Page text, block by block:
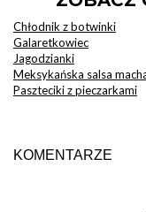
Chłodnik z botwinki
Galaretkowiec
Jagodzianki
Meksykańska salsa
Paszteciki z pieczarkami
KOMENTARZE